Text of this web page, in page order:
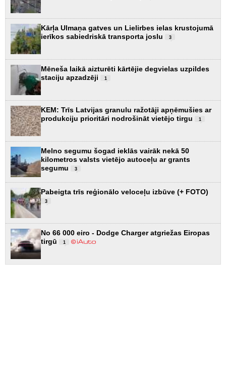
Kārļa Ulmaņa gatves un Lielirbes ielas krustojumā
ierīkos sabiedriskā transporta joslu
3
Mēneša laikā aizturēti kārtējie degvielas uzpildes
staciju apzadzēji
1
KEM: Trīs Latvijas granulu ražotāji apņēmušies ar
produkciju prioritāri nodrošināt vietējo tirgu
1
Melno segumu šogad ieklās vairāk nekā 50
kilometros valsts vietējo autoceļu ar grants
segumu
3
Pabeigta trīs reģionālo veloceļu izbūve (+ FOTO)
3
No 66 000 eiro - Dodge Charger atgriežas Eiropas
tirgū
1